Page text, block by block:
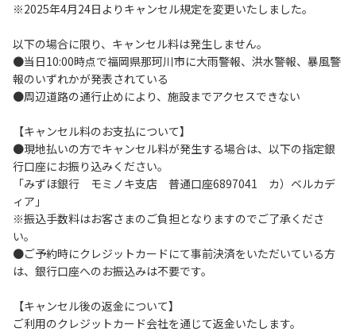
ートを掲示してください。
てください。
７．BBQ及び焚火台の灰につきましては鎮火を確認した上で
指定の回収場所へ廃棄してください。
８．ペットの糞は燃えるごみとして処理してください。
序、善良の風俗に反する恐れのある場合には、ご利用をお断
りいたします。
１０．不可抗力以外の事由により建造物、家具、備品、その
他の物品を損傷、紛失、汚染させた場合には、相当額を弁償
していただくことがあります。
１１．当ベースキャンプ内（駐車場を含む）での事故や盗難
などにつきましては、一切の責任を負いかねます。
１２．車中で宿泊される場合は、必ずエンジンを停止してく
ださい。
１４．21時～翌朝６時の間キャンプ場内での車輌の移動はご
遠慮ください。
※2025年4月24日よりキャンセル規定を変更いたしました。
以下の場合に限り、キャンセル料は発生しません。
●当日10:00時点で福岡県那珂川市に大雨警報、洪水警報、暴風警
報のいずれかが発表されている
●周辺道路の通行止めにより、施設までアクセスできない
【キャンセル料のお支払について】
●現地払いの方でキャンセル料が発生する場合は、以下の指定銀
行口座にお振り込みください。
「みずほ銀行 モミノキ支店 普通口座6897041 カ）ベルカデ
ィア」
※振込手数料はお客さまのご負担となりますのでご了承くださ
い。
●ご予約時にクレジットカードにて事前決済をいただいている方
は、銀行口座へのお振込みは不要です。
【キャンセル後の返金について】
ご利用のクレジットカード会社を通じて返金いたします。